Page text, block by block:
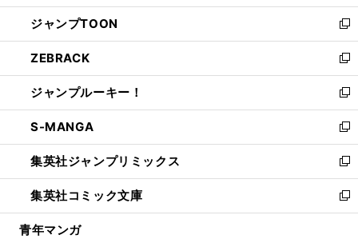
開
く
ウ
で
開
く
ン
ド
ウ
で
開
く
ウ
ィ
ン
ド
ウ
で
開
く
し
い
ウ
ィ
ン
ド
ウ
で
開
く
ジャンプTOON
新
し
い
ウ
ィ
ン
ド
ウ
で
開
く
ZEBRACK
新
し
い
ウ
ィ
ン
ド
ウ
で
開
ジャンプルーキー！
新
し
い
ウ
ィ
ン
ド
ウ
S-MANGA
新
し
い
ウ
ィ
ン
集英社ジャンプリミックス
新
し
い
ウ
集英社コミック文庫
新
し
青年マンガ